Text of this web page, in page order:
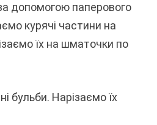
допомогою паперового
курячі частини на
їх на шматочки по
бульби. Нарізаємо їх